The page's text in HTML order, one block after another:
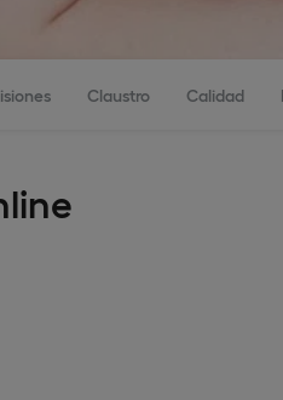
Claustro Calidad